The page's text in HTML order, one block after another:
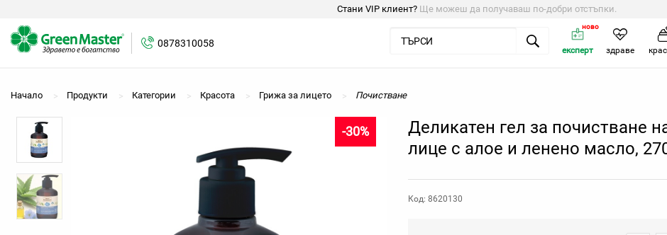
Стани VIP клиент? Ще можеш да получаваш по-добри отстъпки.
0878310058
експерт
ново
здраве
Начало Продукти Категории Красота Грижа за лицето Почистване
-30%
Деликатен гел за почистване
лице с алое и ленено масло,
Код: 8620130